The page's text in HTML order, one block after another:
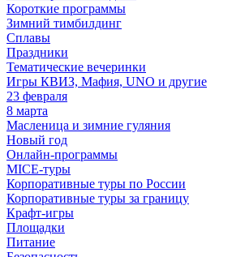
Короткие программы
Зимний тимбилдинг
Сплавы
Праздники
Тематические вечеринки
Игры КВИЗ, Мафия, UNO и другие
23 февраля
8 марта
Масленица и зимние гуляния
Новый год
Онлайн-программы
MICE‑туры
Корпоративные туры по России
Корпоративные туры за границу
Крафт-игры
Площадки
Питание